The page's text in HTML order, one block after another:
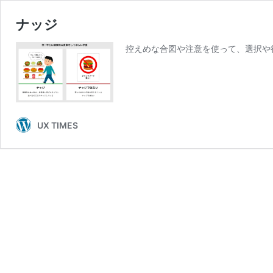
ナッジ
控えめな合図や注意を使って、選択
UX TIMES